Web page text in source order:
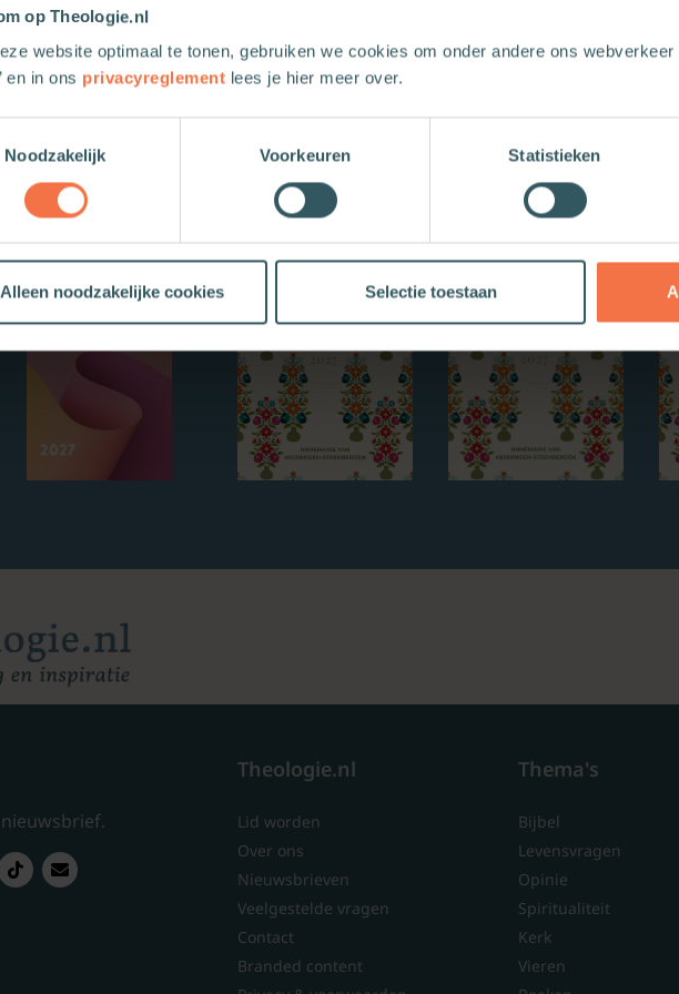
op Theologie.nl
website optimaal te tonen, gebruiken we cookies om onder andere ons webverkeer
en in ons privacyreglement lees je hier meer over.
Noodzakelijk
Voorkeuren Statistieken
Alleen noodzakelijke cookies Selectie toestaan
Nieuwe boeken
Theologie.nl
Lid worden
Over ons
Nieuwsbrieven
Veelgestelde vragen
Contact
Branded content
Thema's
Bijbel
Levensvragen
Opinie
Spiritualiteit
Kerk
Vieren